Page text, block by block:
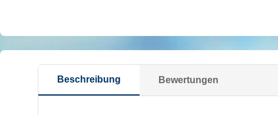
Beschreibung Bewertungen